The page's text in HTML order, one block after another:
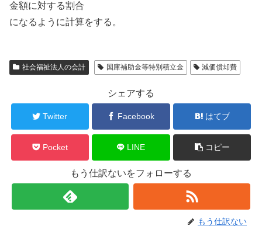
金額に対する割合
になるように計算をする。
社会福祉法人の会計 国庫補助金等特別積立金 減価償却費
シェアする
Twitter Facebook はてブ
Pocket LINE コピー
もう仕訳ないをフォローする
もう仕訳ない